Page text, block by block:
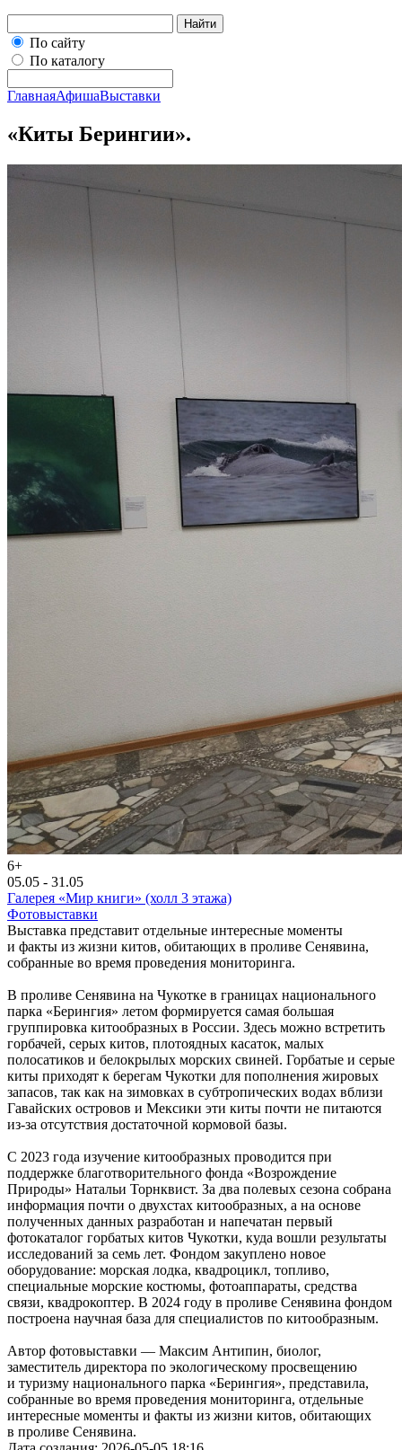
Найти
По сайту
По каталогу
ГлавнаяАфишаВыставки
«Киты Берингии».
6+
05.05 - 31.05
Галерея «Мир книги» (холл 3 этажа)
Фотовыставки
Выставка представит отдельные интересные моменты
и факты из жизни китов, обитающих в проливе Сенявина,
собранные во время проведения мониторинга.
В проливе Сенявина на Чукотке в границах национального
парка «Берингия» летом формируется самая большая
группировка китообразных в России. Здесь можно встретить
горбачей, серых китов, плотоядных касаток, малых
полосатиков и белокрылых морских свиней. Горбатые и серые
киты приходят к берегам Чукотки для пополнения жировых
запасов, так как на зимовках в субтропических водах вблизи
Гавайских островов и Мексики эти киты почти не питаются
из-за отсутствия достаточной кормовой базы.
С 2023 года изучение китообразных проводится при
поддержке благотворительного фонда «Возрождение
Природы» Натальи Торнквист. За два полевых сезона собрана
информация почти о двухстах китообразных, а на основе
полученных данных разработан и напечатан первый
фотокаталог горбатых китов Чукотки, куда вошли результаты
исследований за семь лет. Фондом закуплено новое
оборудование: морская лодка, квадроцикл, топливо,
специальные морские костюмы, фотоаппараты, средства
связи, квадрокоптер. В 2024 году в проливе Сенявина фондом
построена научная база для специалистов по китообразным.
Автор фотовыставки — Максим Антипин, биолог,
заместитель директора по экологическому просвещению
и туризму национального парка «Берингия», представила,
собранные во время проведения мониторинга, отдельные
интересные моменты и факты из жизни китов, обитающих
в проливе Сенявина.